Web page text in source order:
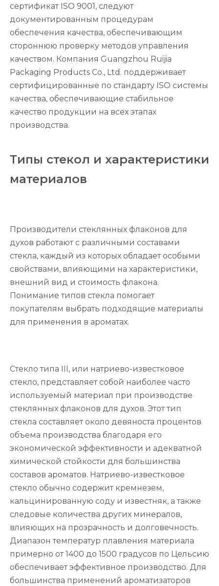
сертификат ISO 9001, следуют
документированным процедурам
обеспечения качества, обеспечивающим
стороннюю проверку методов управления
качеством. Компания Guangzhou Ruijia
Packaging Products Co., Ltd. поддерживает
сертифицированные по стандарту ISO системы
качества, обеспечивающие стабильное
качество продукции на всех этапах
производства.
Типы стекол и характеристики
материалов
Производители стеклянных флаконов для
духов работают с различными составами
стекла, каждый из которых обладает особыми
свойствами, влияющими на характеристики,
внешний вид и стоимость флакона.
Понимание типов стекла помогает
покупателям выбрать подходящие материалы
для применения в ароматах.
Стекло типа III, или натриево-известковое
стекло, представляет собой наиболее часто
используемый материал при производстве
стеклянных флаконов для духов. Этот тип
стекла составляет около девяноста процентов
объема производства благодаря его
экономической эффективности и адекватной
химической стойкости для большинства
составов ароматов. Натриево-известковое
стекло обычно содержит кремнезем,
кальцинированную соду и известняк, а также
следовые количества других минералов,
влияющих на прозрачность и долговечность.
Диапазон температур плавления материала
примерно от 1400 до 1500 градусов по Цельсию
обеспечивает эффективное производство. Для
большинства применений ароматизаторов